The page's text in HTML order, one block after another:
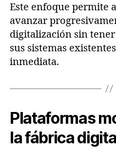
Este enfoque permite
avanzar
digitalización sin
sus sistemas
inmediata.
Plataformas
la fábrica